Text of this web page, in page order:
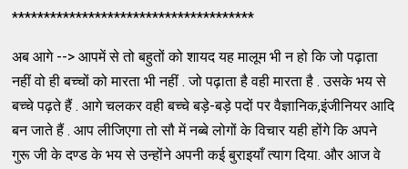
**************************************
अब आगे --> आपमें से तो बहुतों को शायद यह मालूम भी न हो कि जो पढ़ाता
नहीं वो ही बच्चों को मारता भी नहीं . जो पढ़ाता है वही मारता है . उसके भय से
बच्चे पढ़ते हैं . आगे चलकर वही बच्चे बड़े-बड़े पदों पर वैज्ञानिक,इंजीनियर आदि
बन जाते हैं . आप लीजिएगा तो सौ में नब्बे लोगों के विचार यही होंगे कि अपने
गुरू जी के दण्ड के भय से उन्होंने अपनी कई बुराइयाँ त्याग दिया. और आज वे